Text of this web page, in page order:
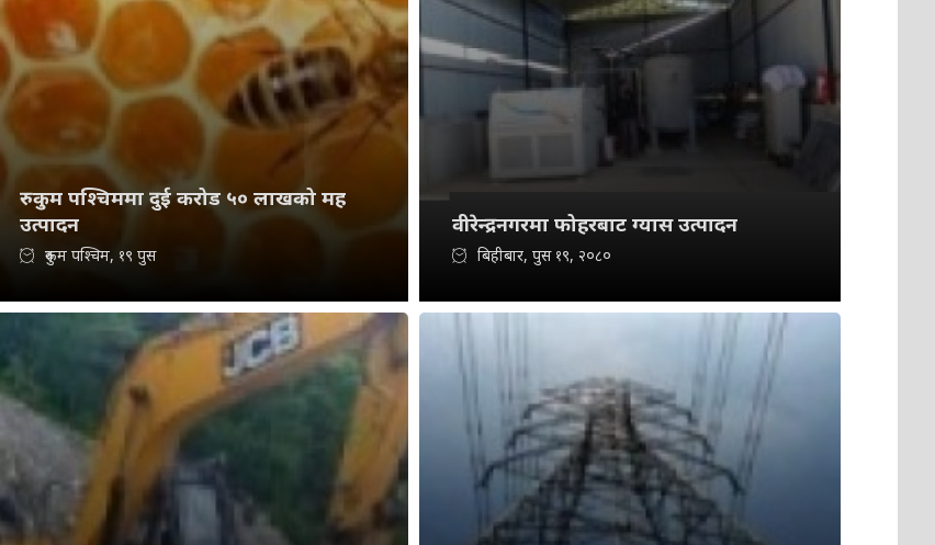
रुकुम पश्चिममा दुई करोड ५० लाखको मह
उत्पादन
रुकुम पश्चिम, १९ पुस
वीरेन्द्रनगरमा फोहरबाट ग्यास उत्पादन
बिहीबार, पुस १९, २०८०